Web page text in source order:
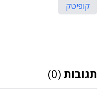
קופיטק
תגובות (0)